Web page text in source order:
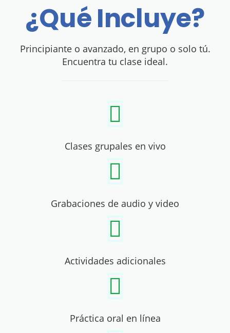
¿Qué Incluye?
Principiante o avanzado, en grupo o solo tú.
Encuentra tu clase ideal.
Clases grupales en vivo
Grabaciones de audio y video
Actividades adicionales
Práctica oral en línea